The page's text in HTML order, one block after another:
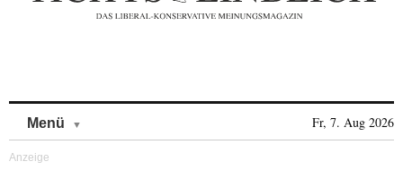
Menü Fr, 7. Aug 2026